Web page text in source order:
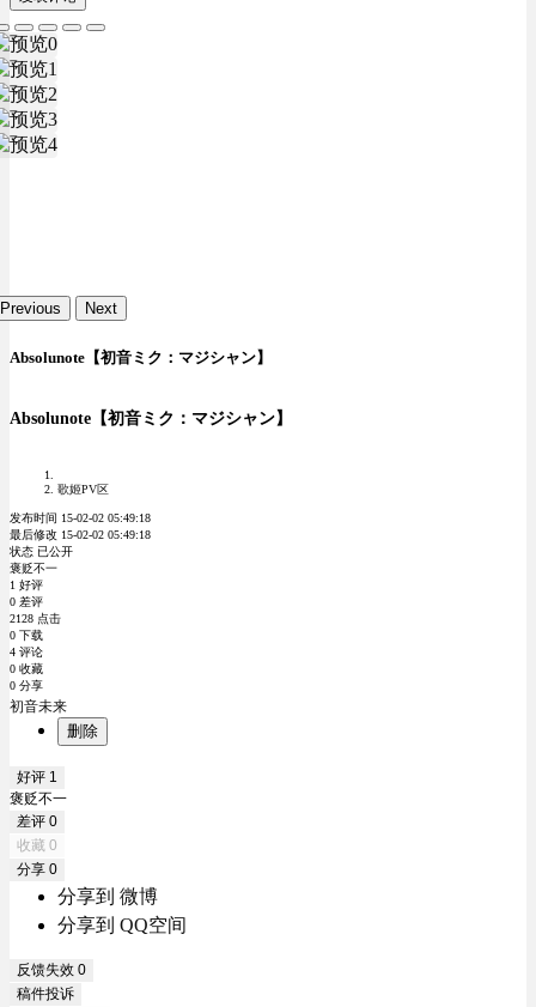
Previous Next
Absolunote【初音ミク：マジシャン】
Absolunote【初音ミク：マジシャン】
歌姬PV区
发布时间 15-02-02 05:49:18
最后修改 15-02-02 05:49:18
状态 已公开
褒贬不一
1 好评
0 差评
2128 点击
0 下载
4 评论
0 收藏
0 分享
初音未来
删除
好评 1
褒贬不一
差评 0
收藏 0
分享 0
分享到 微博
分享到 QQ空间
反馈失效 0
稿件投诉